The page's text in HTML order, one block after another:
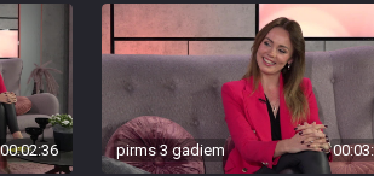
00:02:36 pirms 3 gadiem